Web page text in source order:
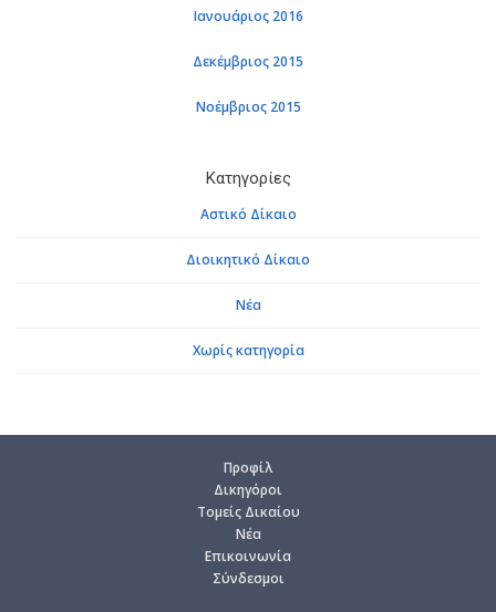
Ιανουάριος 2016
Δεκέμβριος 2015
Νοέμβριος 2015
Κατηγορίες
Αστικό Δίκαιο
Διοικητικό Δίκαιο
Νέα
Χωρίς κατηγορία
Προ­φίλ
Δι­κη­γό­ροι
Το­μείς Δι­καί­ου
Νέα
Επι­κοι­νω­νία
Σύν­δε­σμοι